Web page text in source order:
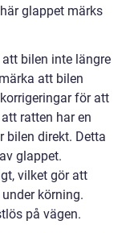
glappet märks
bilen inte längre
att bilen
för att
ratten har en
bilen direkt. Detta
glappet.
vilket gör att
körning.
på vägen.